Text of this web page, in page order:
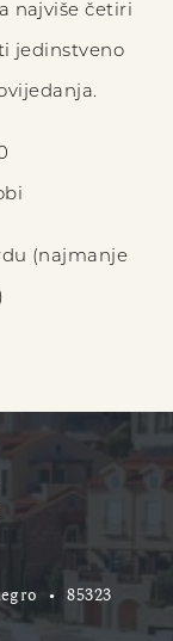
najviše četiri
jedinstveno
(najmanje
•85323